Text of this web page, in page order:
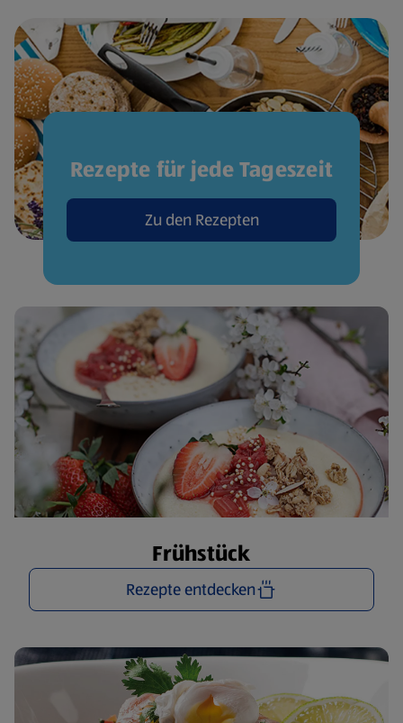
Rezepte für jede Tageszeit
Zu den Rezepten
Frühstück
Rezepte entdecken